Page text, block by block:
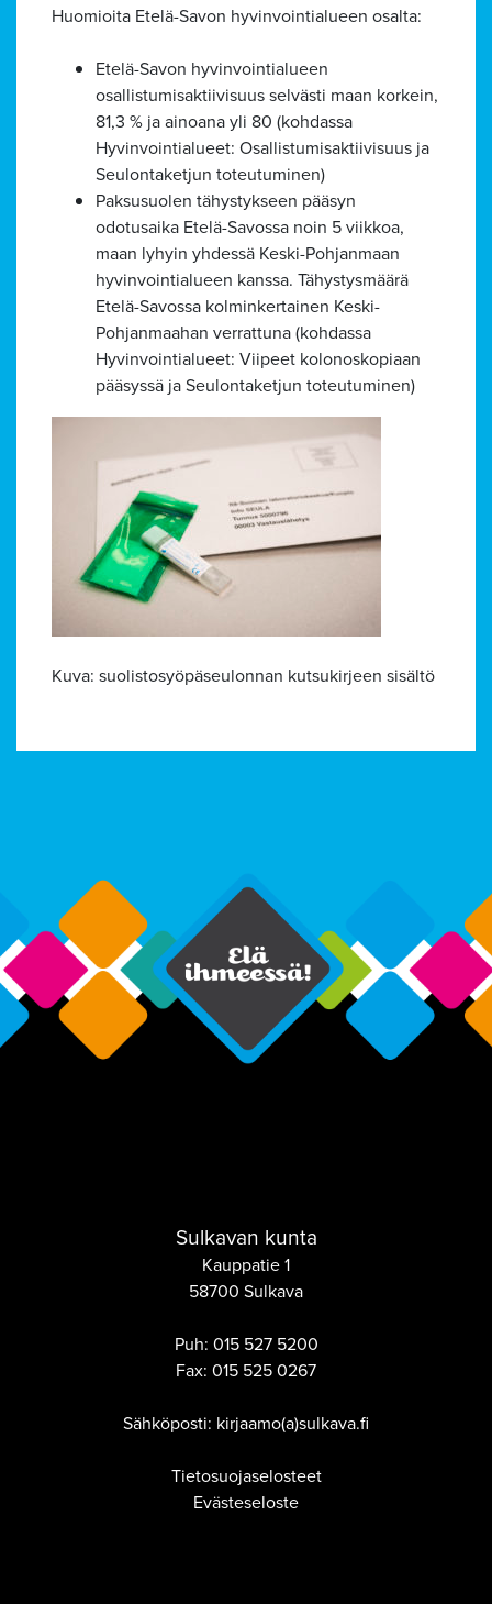
Huomioita Etelä-Savon hyvinvointialueen osalta:
Etelä-Savon hyvinvointialueen
osallistumisaktiivisuus selvästi maan korkein,
81,3 % ja ainoana yli 80 (kohdassa
Hyvinvointialueet: Osallistumisaktiivisuus ja
Seulontaketjun toteutuminen)
Paksusuolen tähystykseen pääsyn
odotusaika Etelä-Savossa noin 5 viikkoa,
maan lyhyin yhdessä Keski-Pohjanmaan
hyvinvointialueen kanssa. Tähystysmäärä
Etelä-Savossa kolminkertainen Keski-
Pohjanmaahan verrattuna (kohdassa
Hyvinvointialueet: Viipeet kolonoskopiaan
pääsyssä ja Seulontaketjun toteutuminen)
Kuva: suolistosyöpäseulonnan kutsukirjeen sisältö
Sulkavan kunta
Kauppatie 1
58700 Sulkava
Puh: 015 527 5200
Fax: 015 525 0267
Sähköposti: kirjaamo(a)sulkava.fi
Tietosuojaselosteet
Evästeseloste